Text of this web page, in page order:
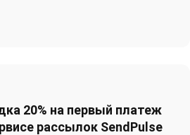
20% на первый платеж
рассылок SendPulse